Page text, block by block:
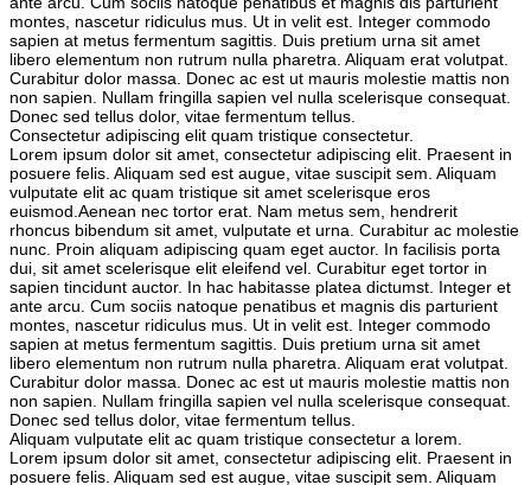
montes, nascetur ridiculus mus. Ut in velit est. Integer commodo
sapien at metus fermentum sagittis. Duis pretium urna sit amet
libero elementum non rutrum nulla pharetra. Aliquam erat volutpat.
Curabitur dolor massa. Donec ac est ut mauris molestie mattis non
non sapien. Nullam fringilla sapien vel nulla scelerisque consequat.
Donec sed tellus dolor, vitae fermentum tellus.
Consectetur adipiscing elit quam tristique consectetur.
Lorem ipsum dolor sit amet, consectetur adipiscing elit. Praesent in
posuere felis. Aliquam sed est augue, vitae suscipit sem. Aliquam
vulputate elit ac quam tristique sit amet scelerisque eros
euismod.Aenean nec tortor erat. Nam metus sem, hendrerit
rhoncus bibendum sit amet, vulputate et urna. Curabitur ac molestie
nunc. Proin aliquam adipiscing quam eget auctor. In facilisis porta
dui, sit amet scelerisque elit eleifend vel. Curabitur eget tortor in
sapien tincidunt auctor. In hac habitasse platea dictumst. Integer et
ante arcu. Cum sociis natoque penatibus et magnis dis parturient
montes, nascetur ridiculus mus. Ut in velit est. Integer commodo
sapien at metus fermentum sagittis. Duis pretium urna sit amet
libero elementum non rutrum nulla pharetra. Aliquam erat volutpat.
Curabitur dolor massa. Donec ac est ut mauris molestie mattis non
non sapien. Nullam fringilla sapien vel nulla scelerisque consequat.
Donec sed tellus dolor, vitae fermentum tellus.
Aliquam vulputate elit ac quam tristique consectetur a lorem.
Lorem ipsum dolor sit amet, consectetur adipiscing elit. Praesent in
posuere felis. Aliquam sed est augue, vitae suscipit sem. Aliquam